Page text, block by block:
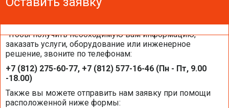
Оставить заявку
Чтобы получить необходимую вам информацию,
заказать услуги, оборудование или инженерное
решение, звоните по телефонам:
+7 (812) 275-60-77, +7 (812) 577-16-46 (Пн - Пт, 9.00
-18.00)
Также вы можете отправить нам заявку при помощи
расположенной ниже формы:
Каталоги и брошюры BELIMO
Общая информация BELIMO